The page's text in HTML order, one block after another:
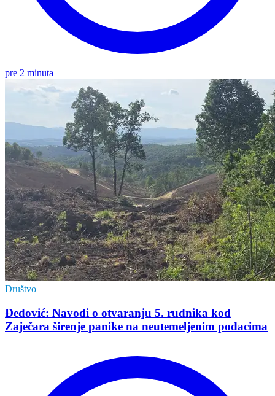
pre 2 minuta
Društvo
Đedović: Navodi o otvaranju 5. rudnika kod
Zaječara širenje panike na neutemeljenim podacima